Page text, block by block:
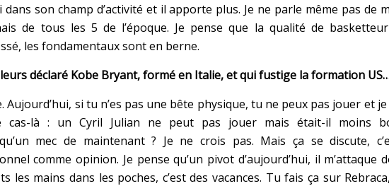
son champ d’activité et il apporte plus. Je ne parle même pas de
de tous les 5 de l’époque. Je pense que la qualité de
les fondamentaux sont en berne.
déclaré Kobe Bryant, formé en Italie, et qui fustige la formation
Aujourd’hui, si tu n’es pas une bête physique, tu ne peux pas jouer et
cas-là : un Cyril Julian ne peut pas jouer mais était-il moins
mec de maintenant ? Je ne crois pas. Mais ça se discute,
comme opinion. Je pense qu’un pivot d’aujourd’hui, il m’attaque
les mains dans les poches, c’est des vacances. Tu fais ça sur